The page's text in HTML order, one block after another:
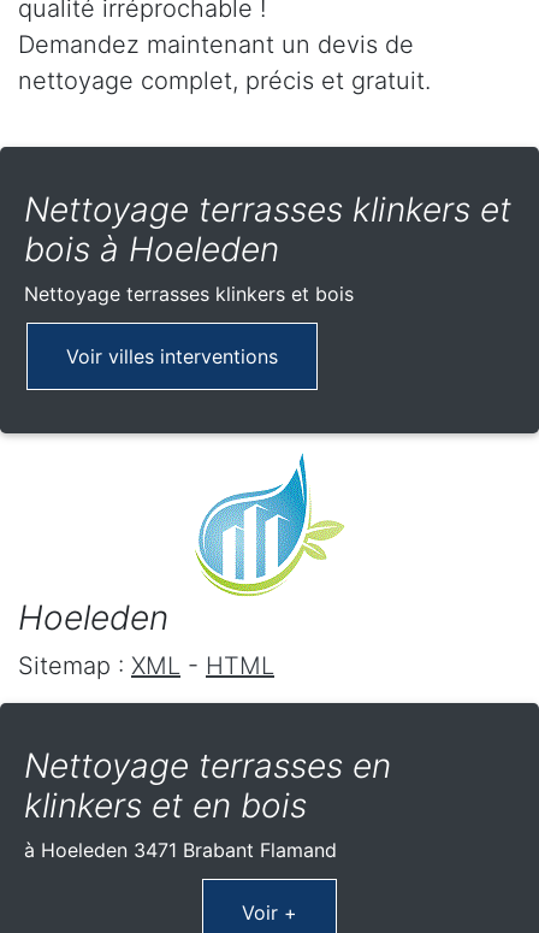
qualité irréprochable !
Demandez maintenant un devis de
nettoyage complet, précis et gratuit.
Nettoyage terrasses klinkers et
bois à Hoeleden
Nettoyage terrasses klinkers et bois
Voir villes interventions
Hoeleden
Sitemap : XML - HTML
Nettoyage terrasses en
klinkers et en bois
à Hoeleden 3471 Brabant Flamand
Voir +